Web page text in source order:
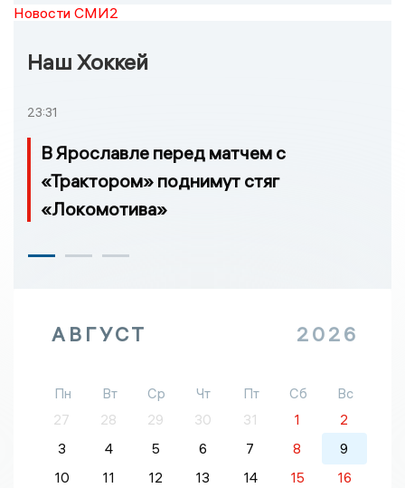
Новости СМИ2
Наш Хоккей
23:31
В Ярославле перед матчем с
«Трактором» поднимут стяг
«Локомотива»
АВГУСТ 2026
Пн Вт Ср Чт Пт Сб
Вс
27
28 29 30 31 1
2
3
4 5 6 7 8
9
10
11 12 13 14 15
16